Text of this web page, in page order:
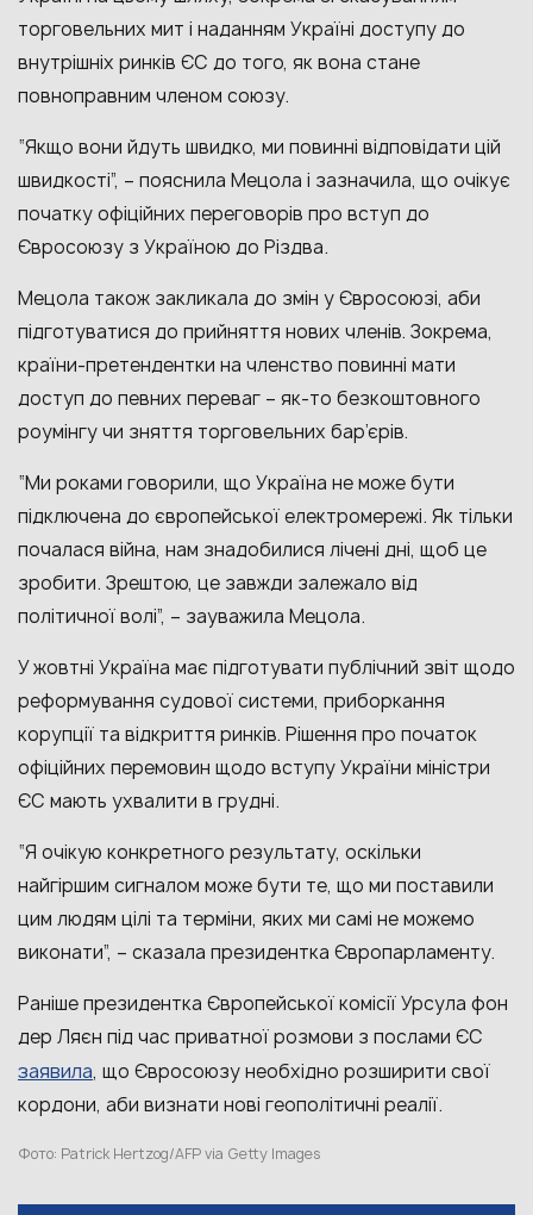
торговельних мит і наданням Україні доступу до
внутрішніх ринків ЄС до того, як вона стане
повноправним членом союзу.
“Якщо вони йдуть швидко, ми повинні відповідати цій
швидкості”, – пояснила Мецола і зазначила, що очікує
початку офіційних переговорів про вступ до
Євросоюзу з Україною до Різдва.
Мецола також закликала до змін у Євросоюзі, аби
підготуватися до прийняття нових членів. Зокрема,
країни-претендентки на членство повинні мати
доступ до певних переваг – як-то безкоштовного
роумінгу чи зняття торговельних бар’єрів.
“Ми роками говорили, що Україна не може бути
підключена до європейської електромережі. Як тільки
почалася війна, нам знадобилися лічені дні, щоб це
зробити. Зрештою, це завжди залежало від
політичної волі”, – зауважила Мецола.
У жовтні Україна має підготувати публічний звіт щодо
реформування судової системи, приборкання
корупції та відкриття ринків. Рішення про початок
офіційних перемовин щодо вступу України міністри
ЄС мають ухвалити в грудні.
“Я очікую конкретного результату, оскільки
найгіршим сигналом може бути те, що ми поставили
цим людям цілі та терміни, яких ми самі не можемо
виконати”, – сказала президентка Європарламенту.
Раніше президентка Європейської комісії Урсула фон
дер Ляєн під час приватної розмови з послами ЄС
заявила, що Євросоюзу необхідно розширити свої
кордони, аби визнати нові геополітичні реалії.
Фото: Patrick Hertzog/AFP via Getty Images